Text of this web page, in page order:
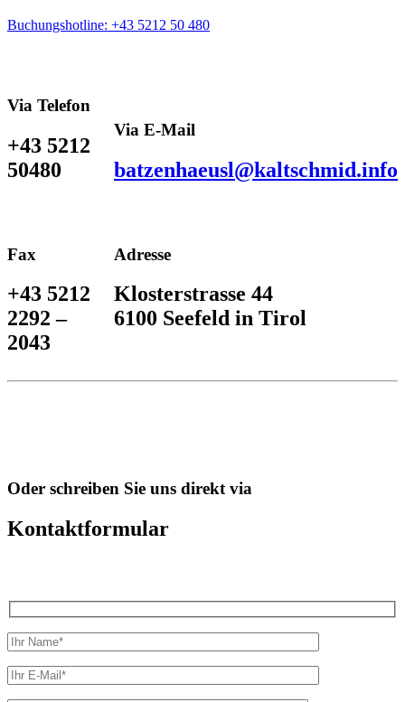
Buchungshotline: +43 5212 50 480
Via Telefon
+43 5212
50480
Fax
+43 5212
2292 –
2043
Via E-Mail
batzenhaeusl@kaltschmid.info
Adresse
Klosterstrasse 44
6100 Seefeld in Tirol
Oder schreiben Sie uns direkt via
Kontaktformular